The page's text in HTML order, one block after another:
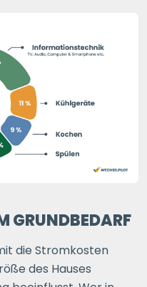
GRUNDBEDARF
die Stromkosten
des Hauses